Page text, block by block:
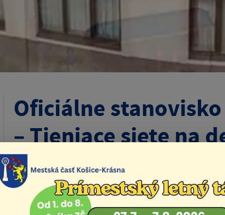
Oficiálne
– Tieniace siete na
Úvod Život v mestskej časti
Oficiálne stanovisko mestskej časti k prvku – Tieniace